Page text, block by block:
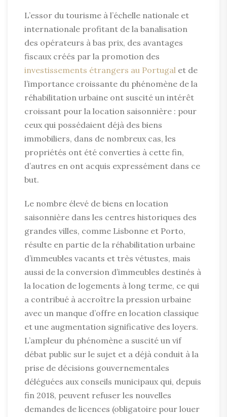
L’essor du tourisme à l’échelle nationale et
internationale profitant de la banalisation
des opérateurs à bas prix, des avantages
fiscaux créés par la promotion des
investissements étrangers au Portugal et de
l’importance croissante du phénomène de la
réhabilitation urbaine ont suscité un intérêt
croissant pour la location saisonnière : pour
ceux qui possédaient déjà des biens
immobiliers, dans de nombreux cas, les
propriétés ont été converties à cette fin,
d’autres en ont acquis expressément dans ce
but.
Le nombre élevé de biens en location
saisonnière dans les centres historiques des
grandes villes, comme Lisbonne et Porto,
résulte en partie de la réhabilitation urbaine
d’immeubles vacants et très vétustes, mais
aussi de la conversion d’immeubles destinés à
la location de logements à long terme, ce qui
a contribué à accroître la pression urbaine
avec un manque d’offre en location classique
et une augmentation significative des loyers.
L’ampleur du phénomène a suscité un vif
débat public sur le sujet et a déjà conduit à la
prise de décisions gouvernementales
déléguées aux conseils municipaux qui, depuis
fin 2018, peuvent refuser les nouvelles
demandes de licences (obligatoire pour louer